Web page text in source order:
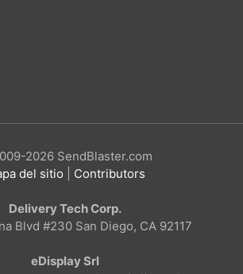
2026 SendBlaster.com
del sitio
Contributors
Delivery Tech Corp.
Blvd #230 San Diego, CA 92117
eDisplay Srl